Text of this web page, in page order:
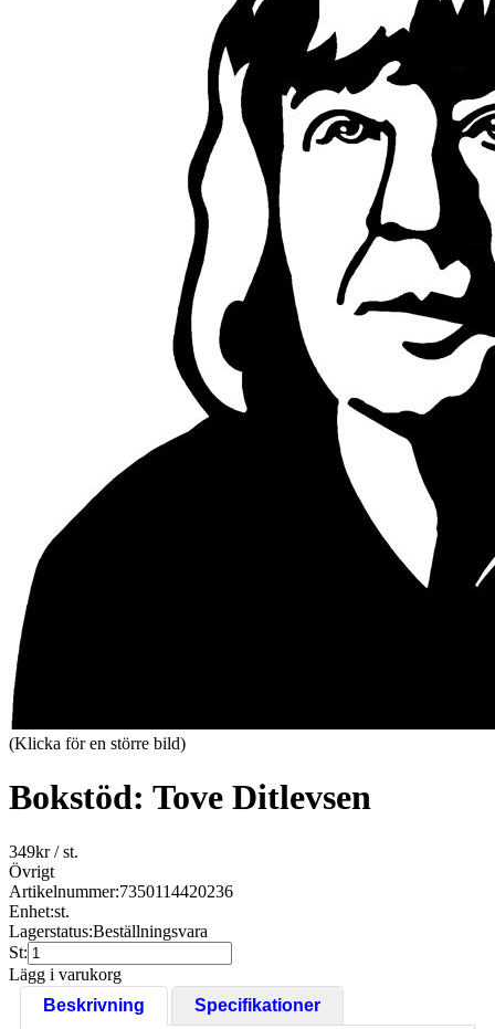
(Klicka för en större bild)
Bokstöd: Tove Ditlevsen
349kr/ st.
Övrigt
Artikelnummer:7350114420236
Enhet:st.
Lagerstatus:Beställningsvara
St:
Lägg i varukorg
Beskrivning
Specifikationer